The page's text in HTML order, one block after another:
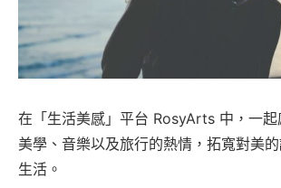
在「生活美感」平台 RosyArts 中，一起
美學、音樂以及旅行的熱情，拓寬對美
生活。